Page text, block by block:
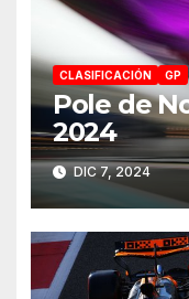
CLASIFICACIÓN GP
Pole de
2024
DIC 7, 2024